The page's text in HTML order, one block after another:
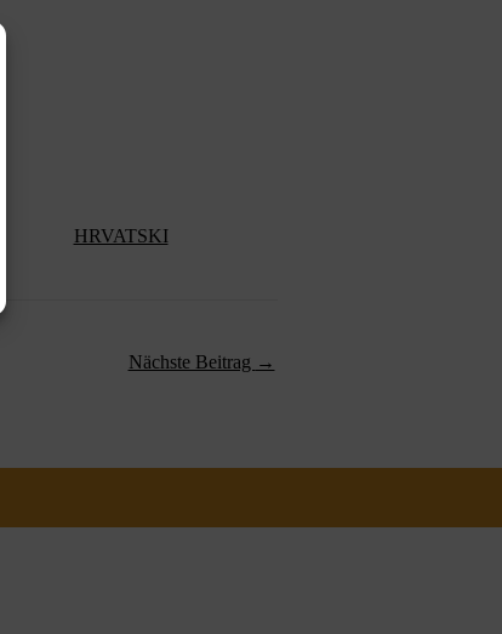
HRVATSKI
Nächste Beitrag →